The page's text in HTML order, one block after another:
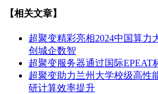
【相关文章】
超聚变精彩亮相2024中国算力
创城企数智
超聚变服务器通过国际EPEAT
超聚变助力兰州大学校级高性
研计算效率提升